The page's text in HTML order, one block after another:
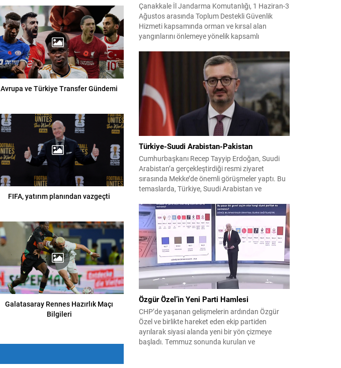
Avrupa ve Türkiye Transfer Gündemi
FIFA, yatırım planından vazgeçti
Galatasaray Rennes Hazırlık Maçı
Bilgileri
Çanakkale İl Jandarma Komutanlığı, 1 Haziran-3
Ağustos arasında Toplum Destekli Güvenlik
Hizmeti kapsamında orman ve kırsal alan
yangınlarını önlemeye yönelik kapsamlı
görev yapan 178 tim ve 742 personel, sahada
aktif olarak halkı bilinçlendirdi ve denetim
faaliyetleri gerçekleştirdi. Faaliyetler esnasında
bin 315 biçerdöver ve balya...
Türkiye-Suudi Arabistan-Pakistan
Cumhurbaşkanı Recep Tayyip Erdoğan, Suudi
Arabistan’a gerçekleştirdiği resmi ziyaret
sırasında Mekke’de önemli görüşmeler yaptı. Bu
temaslarda, Türkiye, Suudi Arabistan ve
birliği çerçevesi oluşturuldu. Ziyaretin en somut
çıktısı, üç ülkenin imza attığı Mekke Ortak
Savunma Anlaşması oldu. Anlaşma; ortak
güvenlik yaklaşımıyla bölgesel barış, istikrar...
Özgür Özel’in Yeni Parti Hamlesi
CHP’de yaşanan gelişmelerin ardından Özgür
Özel ve birlikte hareket eden ekip partiden
ayrılarak siyasi alanda yeni bir yön çizmeye
başladı. Temmuz sonunda kurulan ve